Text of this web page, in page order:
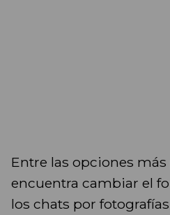
Entre las opciones
encuentra cambiar el
los chats por